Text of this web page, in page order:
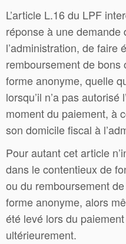
L’article L.16 du LPF
réponse à une demande
l’administration, de faire
remboursement de
forme anonyme, quelle
lorsqu’il n’a pas
moment du paiement, à
son domicile fiscal à
Pour autant cet article
dans le contentieux de
ou du remboursement
forme anonyme, alors
été levé lors du
ultérieurement.